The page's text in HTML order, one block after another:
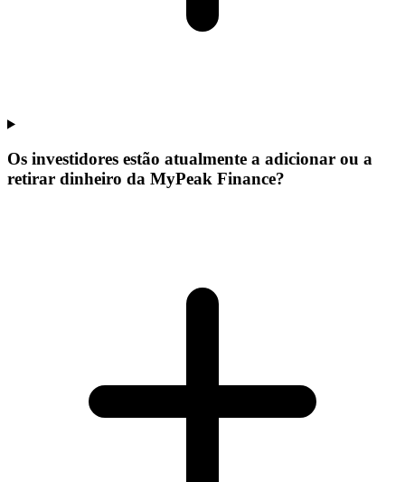
Os investidores estão atualmente a adicionar ou a
retirar dinheiro da MyPeak Finance?